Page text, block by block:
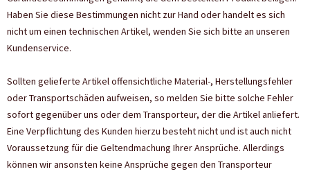
Haben Sie diese Bestimmungen nicht zur Hand oder handelt es sich
nicht um einen technischen Artikel, wenden Sie sich bitte an unseren
Kundenservice.
Sollten gelieferte Artikel offensichtliche Material-, Herstellungsfehler
oder Transportschäden aufweisen, so melden Sie bitte solche Fehler
sofort gegenüber uns oder dem Transporteur, der die Artikel anliefert.
Eine Verpflichtung des Kunden hierzu besteht nicht und ist auch nicht
Voraussetzung für die Geltendmachung Ihrer Ansprüche. Allerdings
können wir ansonsten keine Ansprüche gegen den Transporteur